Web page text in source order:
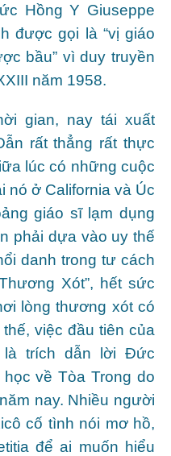
Hồng Y Giuseppe
được gọi là “vị giáo
bầu” vì duy truyền
năm 1958.
gian, nay tái xuất
rất thẳng rất thực
lúc có những cuộc
nó ở California và Úc
giáo sĩ lạm dụng
phải dựa vào uy thế
danh trong tư cách
Xót”, hết sức
lòng thương xót có
việc đầu tiên của
là trích dẫn lời Đức
về Tòa Trong do
nay. Nhiều người
cố tình nói mơ hồ,
để ai muốn hiểu